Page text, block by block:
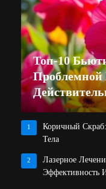
Топ-10
1
Коричный
Тела
2
Лазерное
Эффективность